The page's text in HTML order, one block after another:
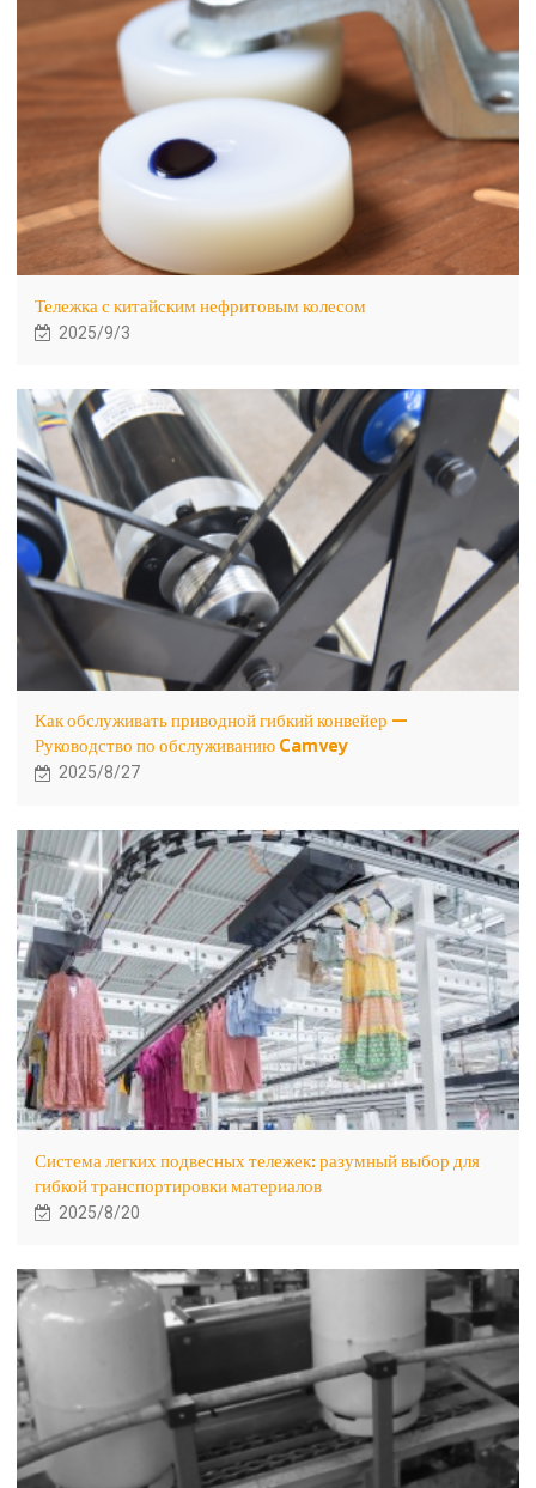
Тележка с китайским нефритовым колесом
2025/9/3
Как обслуживать приводной гибкий конвейер —
Руководство по обслуживанию Camvey
2025/8/27
Система легких подвесных тележек: разумный выбор для
гибкой транспортировки материалов
2025/8/20